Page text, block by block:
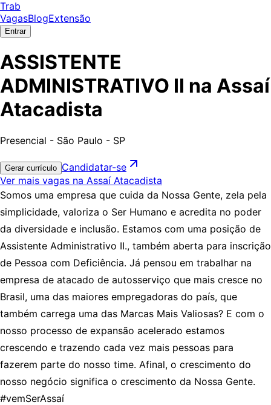
Trab
VagasBlogExtensão
Entrar
ASSISTENTE
ADMINISTRATIVO II na Assaí
Atacadista
Presencial - São Paulo - SP
Gerar currículo Candidatar-se
Ver mais vagas na Assaí Atacadista
Somos uma empresa que cuida da Nossa Gente, zela pela
simplicidade, valoriza o Ser Humano e acredita no poder
da diversidade e inclusão. Estamos com uma posição de
Assistente Administrativo II., também aberta para inscrição
de Pessoa com Deficiência. Já pensou em trabalhar na
empresa de atacado de autosserviço que mais cresce no
Brasil, uma das maiores empregadoras do país, que
também carrega uma das Marcas Mais Valiosas? E com o
nosso processo de expansão acelerado estamos
crescendo e trazendo cada vez mais pessoas para
fazerem parte do nosso time. Afinal, o crescimento do
nosso negócio significa o crescimento da Nossa Gente.
#vemSerAssaí